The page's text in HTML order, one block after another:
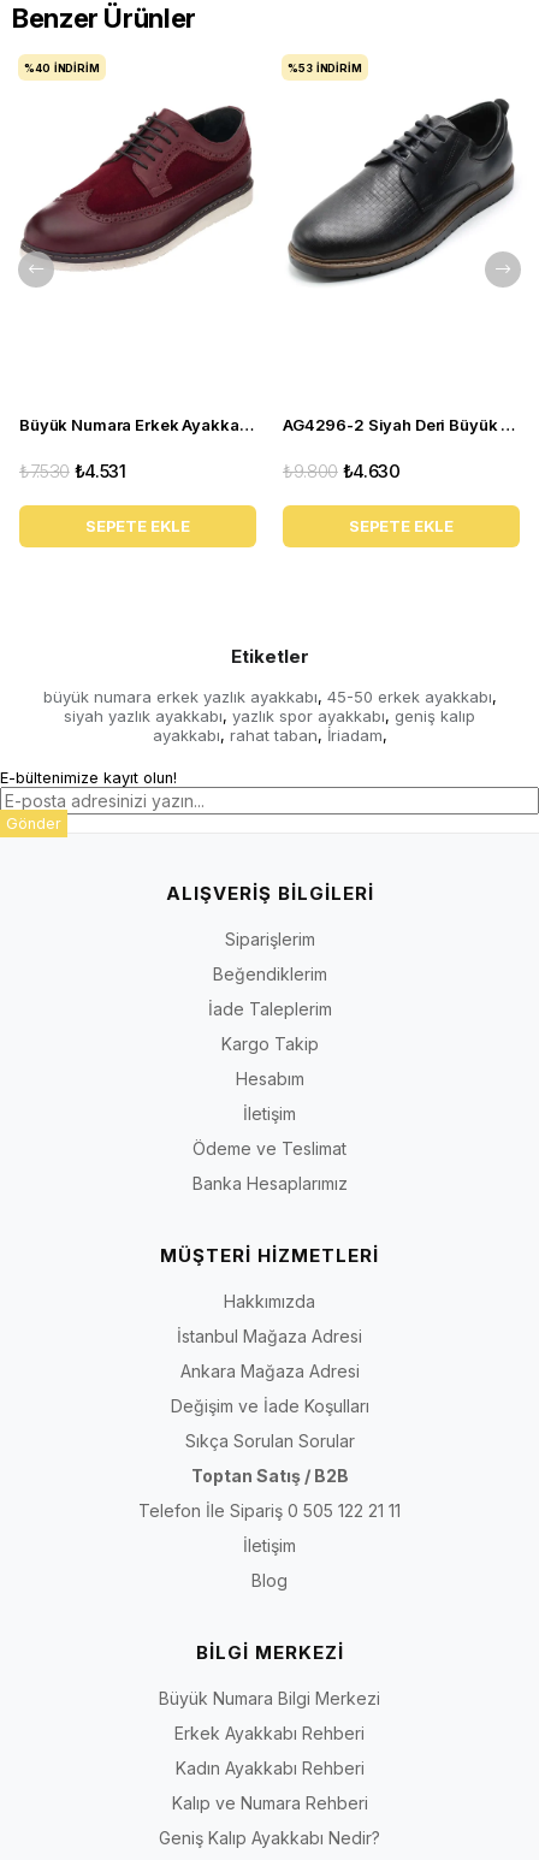
Benzer Ürünler
Büyük Numara Erkek Ayakkabı NRM1241 Bordo
₺4.531
₺7.530
SEPETE EKLE
%40 İNDIRIM
AG4296-2 Siyah Deri Büyük Numara Erkek Spor
₺4.630
₺9.800
SEPETE EKLE
%53 İNDIRIM
Etiketler
büyük numara erkek yazlık ayakkabı, 45-50 erkek ayakkabı,
siyah yazlık ayakkabı, yazlık spor ayakkabı, geniş kalıp
ayakkabı, rahat taban, İriadam,
E-bültenimize kayıt olun!
Gönder
ALIŞVERİŞ BİLGİLERİ
Siparişlerim
Beğendiklerim
İade Taleplerim
Kargo Takip
Hesabım
İletişim
Ödeme ve Teslimat
Banka Hesaplarımız
MÜŞTERİ HİZMETLERİ
Hakkımızda
İstanbul Mağaza Adresi
Ankara Mağaza Adresi
Değişim ve İade Koşulları
Sıkça Sorulan Sorular
Toptan Satış / B2B
Telefon İle Sipariş 0 505 122 21 11
İletişim
Blog
BİLGİ MERKEZİ
Büyük Numara Bilgi Merkezi
Erkek Ayakkabı Rehberi
Kadın Ayakkabı Rehberi
Kalıp ve Numara Rehberi
Geniş Kalıp Ayakkabı Nedir?